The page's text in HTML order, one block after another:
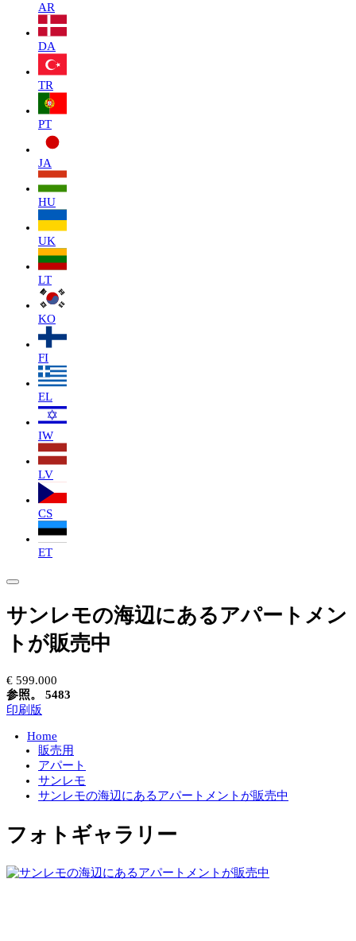
AR
DA
TR
PT
JA
HU
UK
LT
KO
FI
EL
IW
LV
CS
ET
サンレモの海辺にあるアパートメン
トが販売中
€ 599.000
参照。 5483
印刷版
Home
販売用
アパート
サンレモ
サンレモの海辺にあるアパートメントが販売中
フォトギャラリー